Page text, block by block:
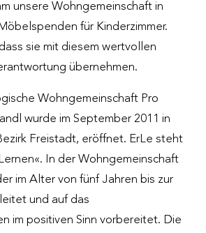
Antworten
unsere Wohngemeinschaft in
für Kinderzimmer.
sie mit diesem wertvollen
übernehmen.
Wohngemeinschaft Pro
wurde im September 2011 in
Freistadt, eröffnet. ErLe steht
In der Wohngemeinschaft
im Alter von fünf Jahren bis zur
und auf das
im positiven Sinn vorbereitet. Die